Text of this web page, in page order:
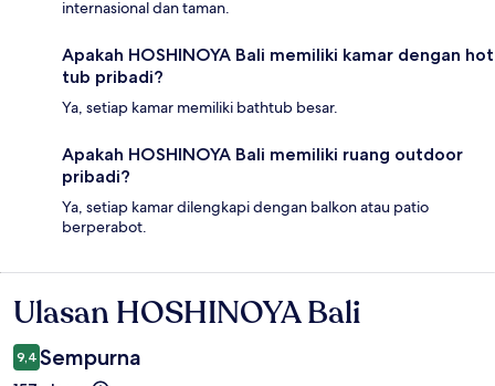
internasional dan taman.
Apakah HOSHINOYA Bali memiliki kamar dengan hot
tub pribadi?
Ya, setiap kamar memiliki bathtub besar.
Apakah HOSHINOYA Bali memiliki ruang outdoor
pribadi?
Ya, setiap kamar dilengkapi dengan balkon atau patio
berperabot.
Ulasan
Ulasan HOSHINOYA Bali
9,4 Sempurna